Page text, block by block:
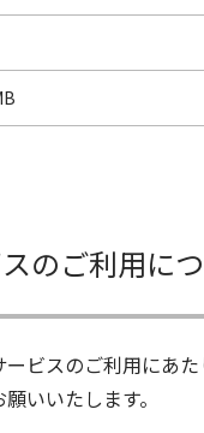
のご利用に
ビスのご利用にあ
いいたします。